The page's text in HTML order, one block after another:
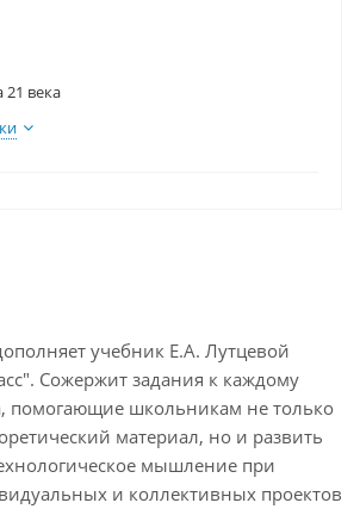
века
учебник Е.А. Лутцевой
Сожержит задания к каждому
помогающие школьникам не только
материал, но и развить
мышление при
и коллективных проектов